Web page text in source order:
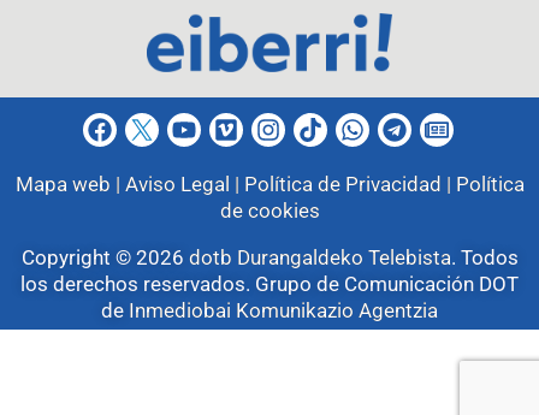
Mapa web | Aviso Legal | Política de Privacidad | Política
de cookies
Copyright © 2026 dotb Durangaldeko Telebista. Todos
los derechos reservados. Grupo de Comunicación DOT
de Inmediobai Komunikazio Agentzia